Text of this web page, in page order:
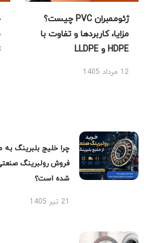
ژئوممبران PVC چیست؟
مزایا، کاربردها و تفاوت با
HDPE و LLDPE
12 مرداد 1405
چرا خلیج بلبرینگ به
فروش رولبرینگ
شده است؟
21 تیر 1405